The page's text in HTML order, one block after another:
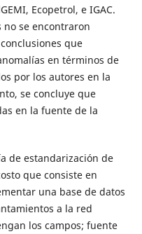
Ecopetrol, e IGAC.
no se encontraron
que
en términos de
por los autores en la
se concluye que
en la fuente de la
de estandarización de
que consiste en
una base de datos
a la red
los campos; fuente